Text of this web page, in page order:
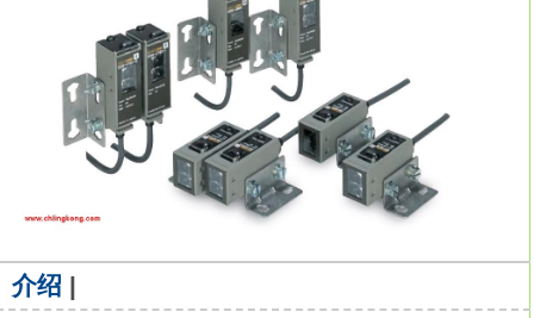
介绍 |